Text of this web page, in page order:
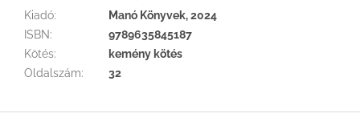
Kiadó:
Manó Könyvek, 2024
ISBN:
9789635845187
Kötés:
kemény kötés
Oldalszám: 32